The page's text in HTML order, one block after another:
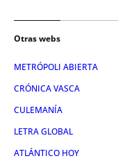
Otras webs
METRÓPOLI ABIERTA
CRÓNICA VASCA
CULEMANÍA
LETRA GLOBAL
ATLÁNTICO HOY